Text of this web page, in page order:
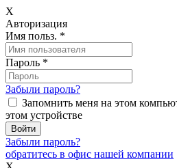
X
Авторизация
Имя польз. *
Пароль *
Забыли пароль?
Запомнить меня на этом
этом устройстве
Забыли пароль?
обратитесь в офис нашей компании